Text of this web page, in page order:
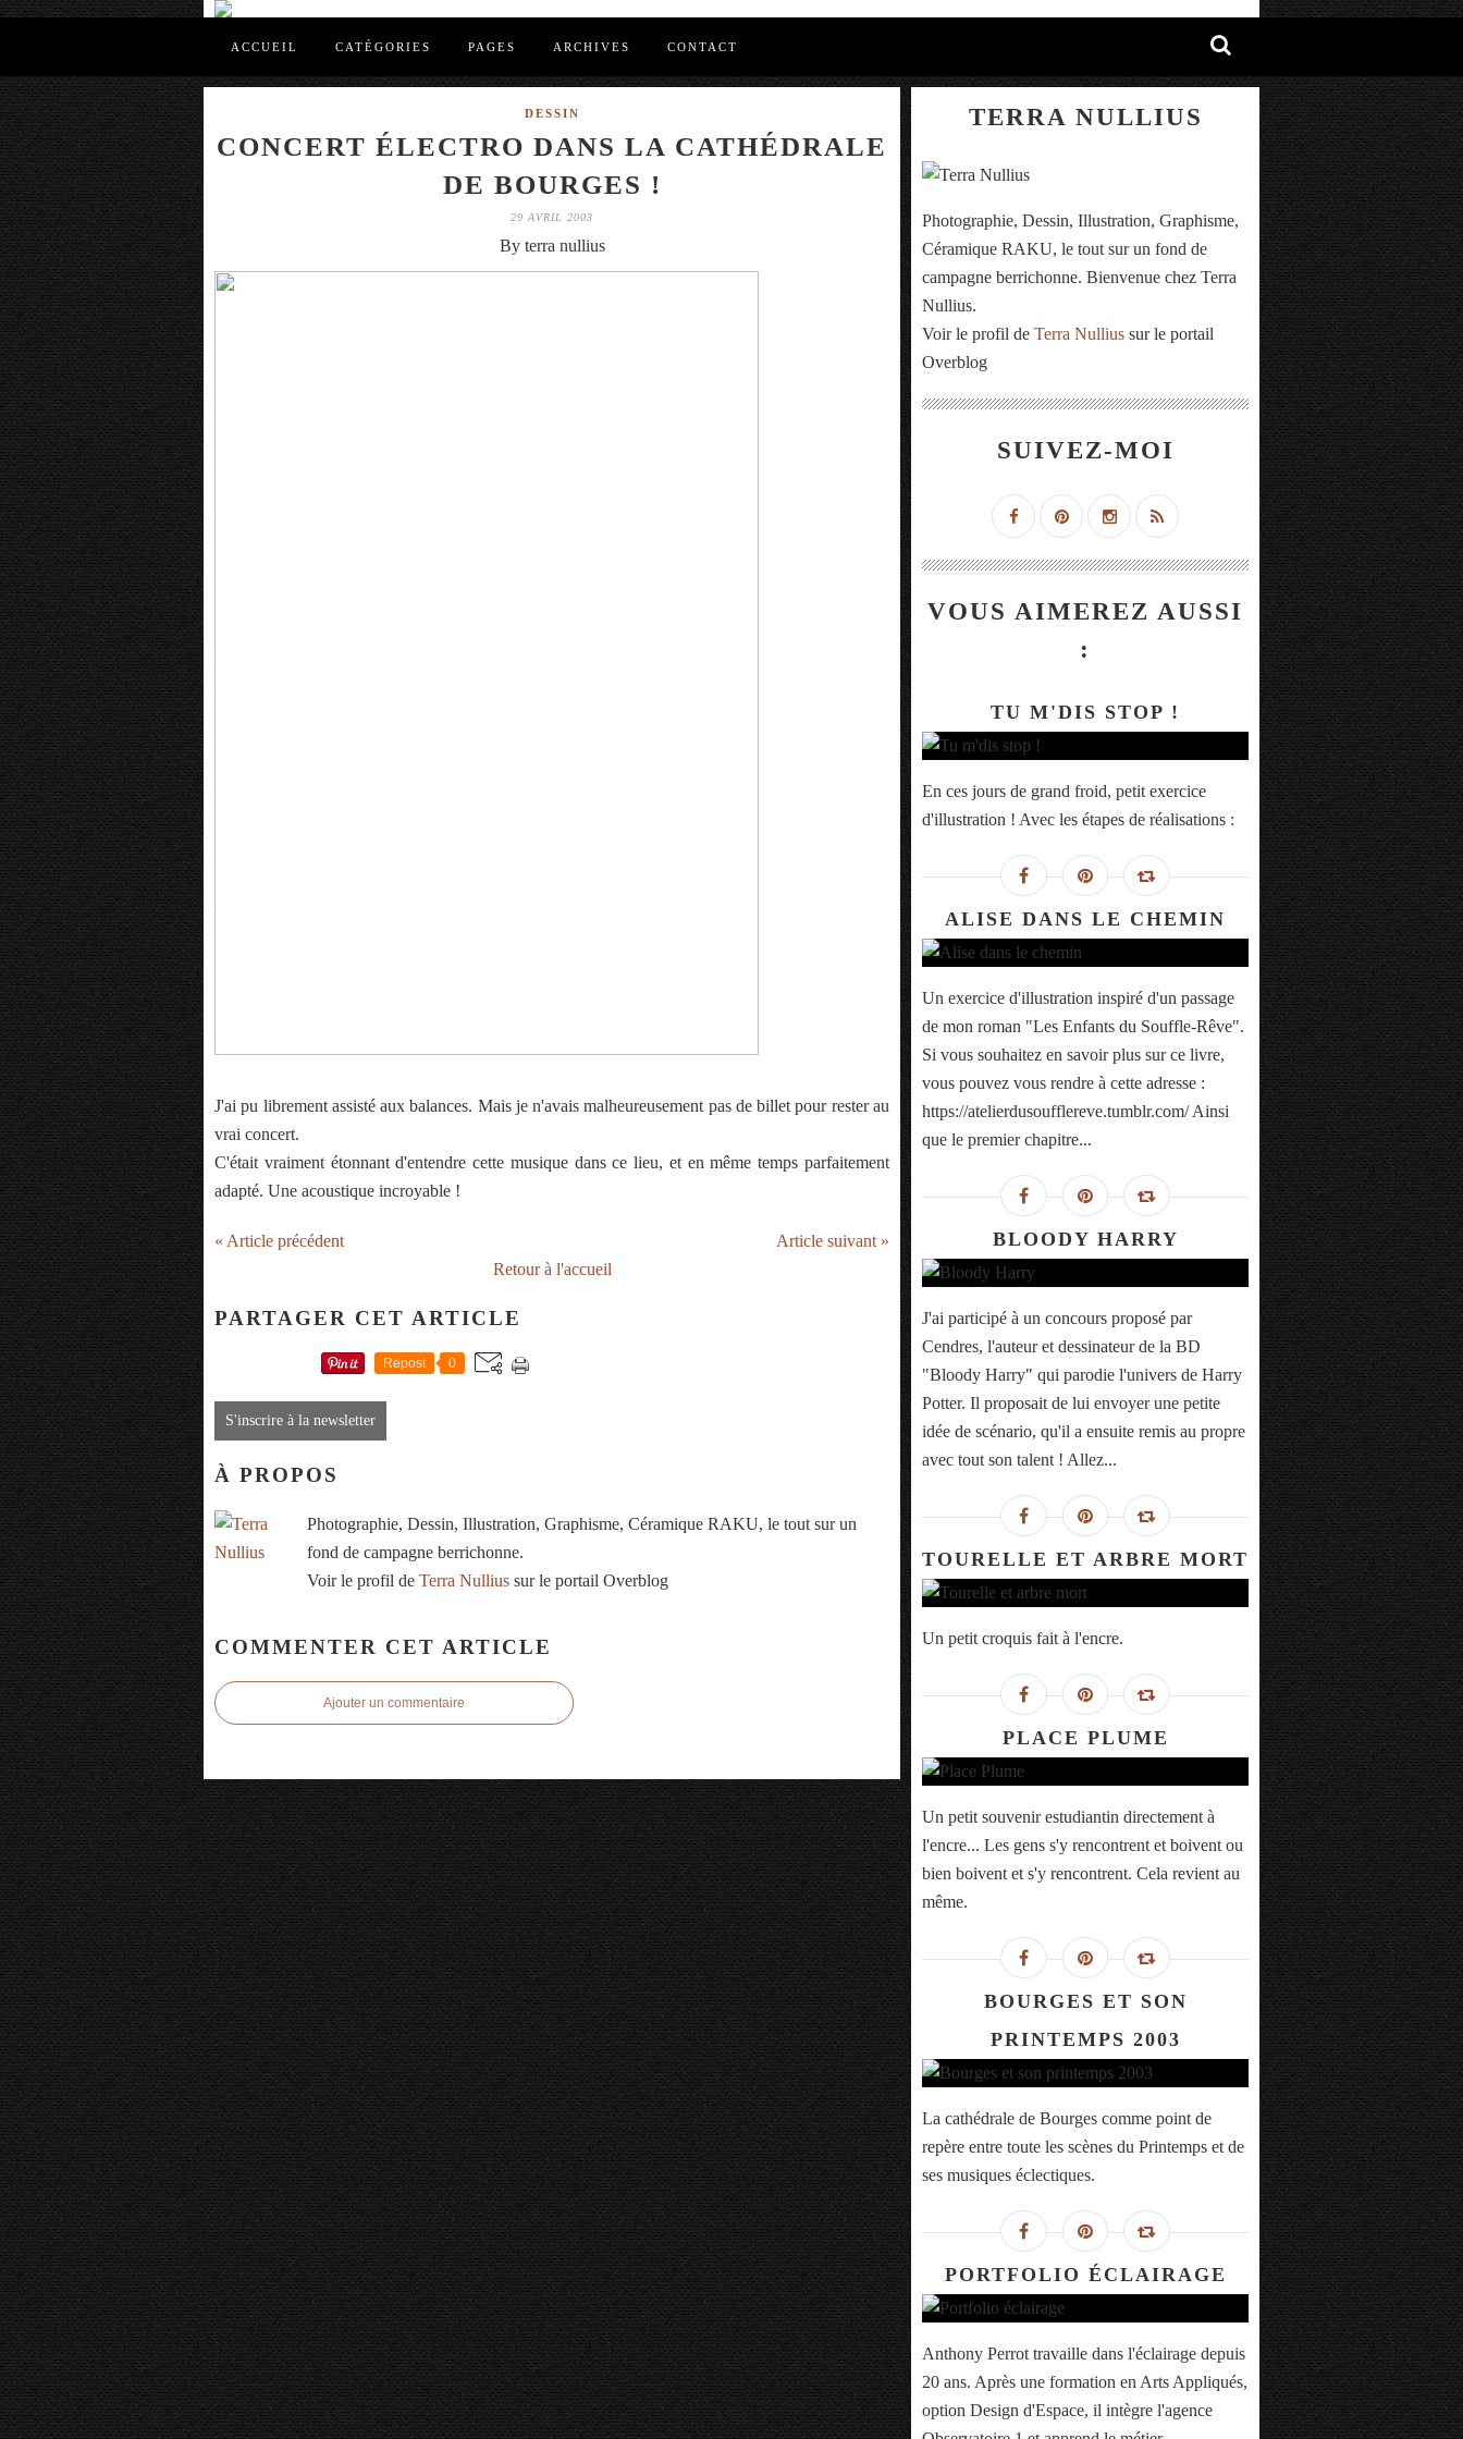
ACCUEIL CATÉGORIES PAGES ARCHIVES CONTACT
DESSIN
CONCERT ÉLECTRO DANS LA CATHÉDRALE
DE BOURGES !
29 AVRIL 2003
By terra nullius
J'ai pu librement assisté aux balances. Mais je n'avais malheureusement pas de billet pour rester au
vrai concert.
C'était vraiment étonnant d'entendre cette musique dans ce lieu, et en même temps parfaitement
adapté. Une acoustique incroyable !
« Article précédent
Article suivant »
Retour à l'accueil
PARTAGER CET ARTICLE
Repost 0
S'inscrire à la newsletter
À PROPOS
Photographie, Dessin, Illustration, Graphisme, Céramique RAKU, le tout sur un
fond de campagne berrichonne.
Voir le profil de Terra Nullius sur le portail Overblog
COMMENTER CET ARTICLE
Ajouter un commentaire
TERRA NULLIUS
Photographie, Dessin, Illustration, Graphisme,
Céramique RAKU, le tout sur un fond de
campagne berrichonne. Bienvenue chez Terra
Nullius.
Voir le profil de Terra Nullius sur le portail
Overblog
SUIVEZ-MOI
VOUS AIMEREZ AUSSI
:
TU M'DIS STOP !
En ces jours de grand froid, petit exercice
d'illustration ! Avec les étapes de réalisations :
ALISE DANS LE CHEMIN
Un exercice d'illustration inspiré d'un passage
de mon roman "Les Enfants du Souffle-Rêve".
Si vous souhaitez en savoir plus sur ce livre,
vous pouvez vous rendre à cette adresse :
https://atelierdusoufflereve.tumblr.com/ Ainsi
que le premier chapitre...
BLOODY HARRY
J'ai participé à un concours proposé par
Cendres, l'auteur et dessinateur de la BD
"Bloody Harry" qui parodie l'univers de Harry
Potter. Il proposait de lui envoyer une petite
idée de scénario, qu'il a ensuite remis au propre
avec tout son talent ! Allez...
TOURELLE ET ARBRE MORT
Un petit croquis fait à l'encre.
PLACE PLUME
Un petit souvenir estudiantin directement à
l'encre... Les gens s'y rencontrent et boivent ou
bien boivent et s'y rencontrent. Cela revient au
même.
BOURGES ET SON
PRINTEMPS 2003
La cathédrale de Bourges comme point de
repère entre toute les scènes du Printemps et de
ses musiques éclectiques.
PORTFOLIO ÉCLAIRAGE
Anthony Perrot travaille dans l'éclairage depuis
20 ans. Après une formation en Arts Appliqués,
option Design d'Espace, il intègre l'agence